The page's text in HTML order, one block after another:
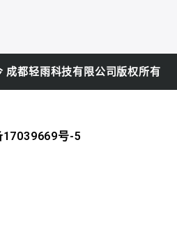
都轻雨科技有限公司版权所有
17039669号-5